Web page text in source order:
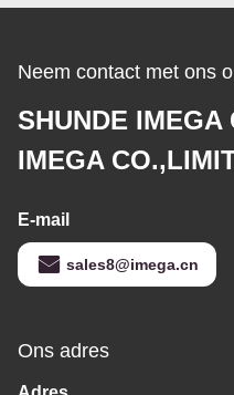
Neem contact met ons
SHUNDE IMEGA
IMEGA
E-mail
sales8@imega.cn
Ons adres